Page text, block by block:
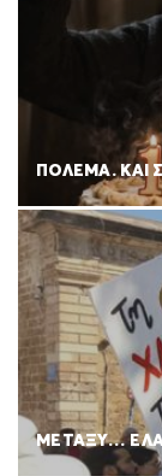
ΠΟΛΈΜΑ. ΚΑΙ
ΜΕΤΑΞΥ…